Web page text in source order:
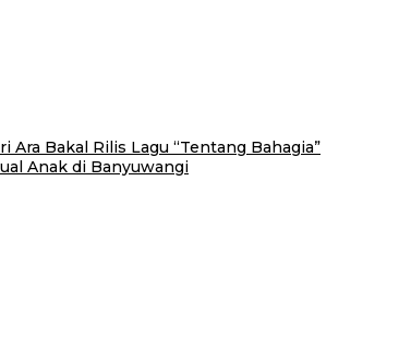
Bakal Rilis Lagu “Tentang Bahagia”
Anak di Banyuwangi